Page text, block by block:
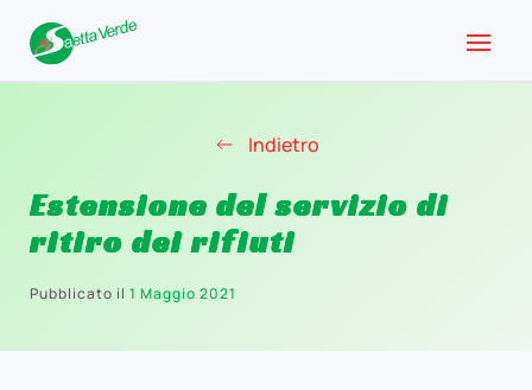
Indietro
Estensione del servizio di
ritiro dei rifiuti
Pubblicato il 1 Maggio 2021